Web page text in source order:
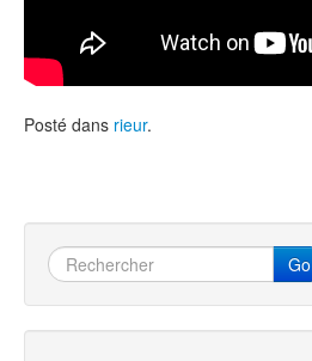
Posté dans rieur.
Go